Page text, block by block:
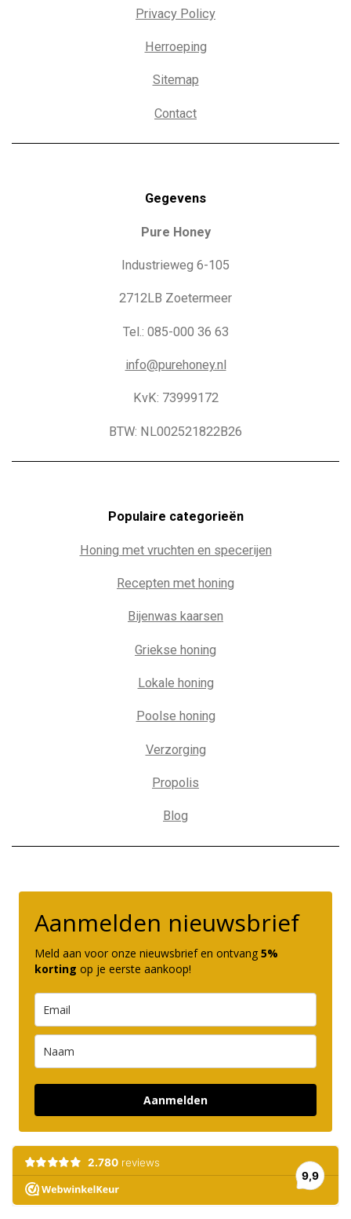
Privacy Policy
Herroeping
Sitemap
Contact
Gegevens
Pure Honey
Industrieweg 6-105
2712LB Zoetermeer
Tel.: 085-000 36 63
info@purehoney.nl
KvK: 73999172
BTW: NL002521822B26
Populaire categorieën
Honing met vruchten en specerijen
Recepten met honing
Bijenwas kaarsen
Griekse honing
Lokale honing
Poolse honing
Verzorging
Propolis
Blog
Aanmelden nieuwsbrief
Meld aan voor onze nieuwsbrief en ontvang 5%
korting op je eerste aankoop!
Aanmelden